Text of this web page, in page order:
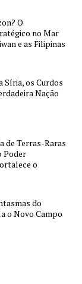
O
no Mar
e as Filipinas
Síria, os Curdos
Nação
de Terras-Raras
Poder
o
do
o Novo Campo